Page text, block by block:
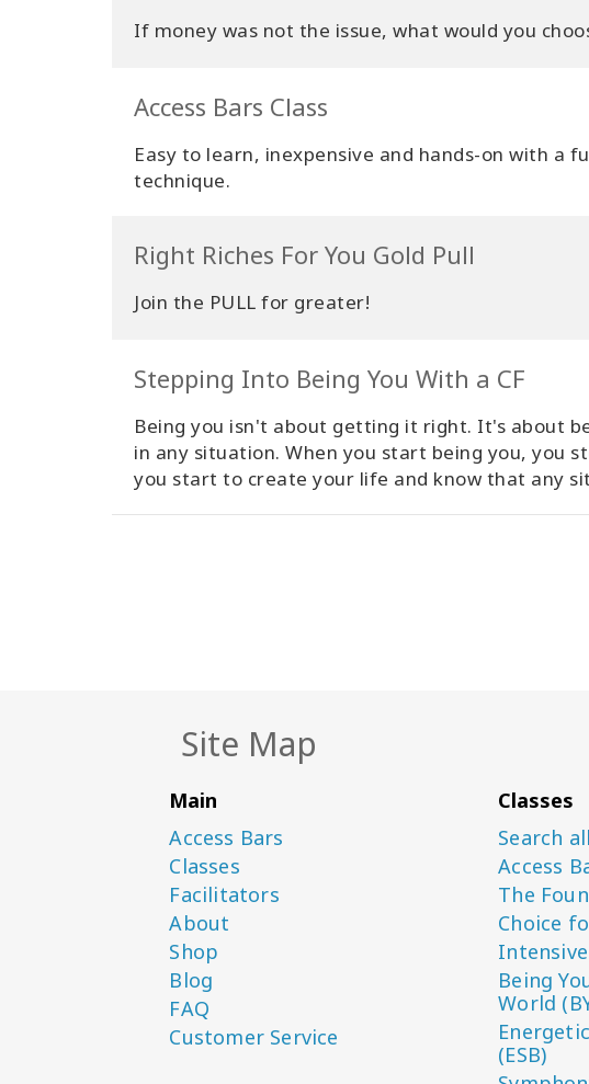
If money was not the issue, what would you
Access Bars Class
Easy to learn, inexpensive and hands-on with a
technique.
Right Riches For You Gold Pull
Join the PULL for greater!
Stepping Into Being You With a CF
Being you isn't about getting it right. It's about
in any situation. When you start being you, you
you start to create your life and know that any
Site Map
Main
Access Bars
Classes
Facilitators
About
Shop
Blog
FAQ
Customer Service
Classes
Search
Access
The
Choice
Intensive
Being
World
(ESB)